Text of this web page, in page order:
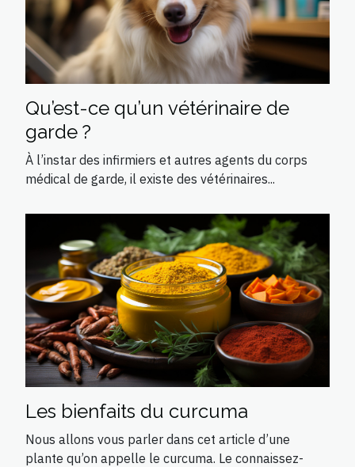
Qu’est-ce qu’un vétérinaire de
garde ?
À l’instar des infirmiers et autres agents du corps
médical de garde, il existe des vétérinaires...
Les bienfaits du curcuma
Nous allons vous parler dans cet article d’une
plante qu’on appelle le curcuma. Le connaissez-